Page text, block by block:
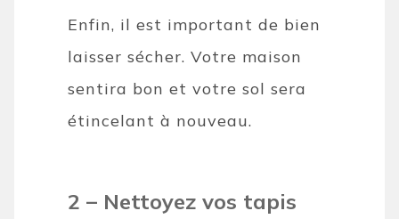
Enfin, il est important de bien
laisser sécher. Votre maison
sentira bon et votre sol sera
étincelant à nouveau.
2 – Nettoyez vos tapis